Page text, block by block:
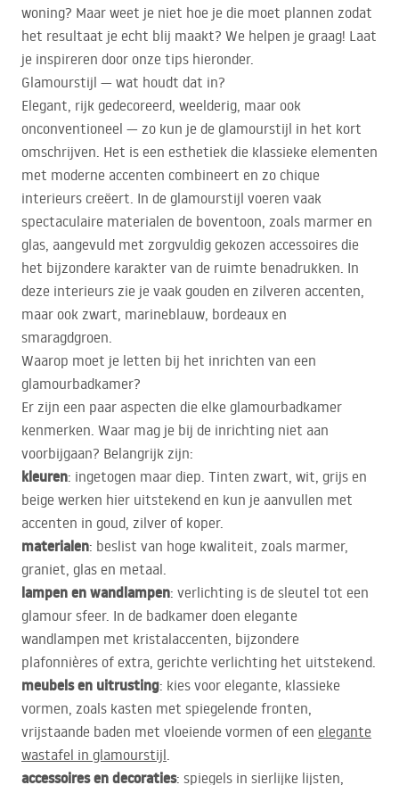
woning? Maar weet je niet hoe je die moet plannen zodat
het resultaat je echt blij maakt? We helpen je graag! Laat
je inspireren door onze tips hieronder.
Glamourstijl — wat houdt dat in?
Elegant, rijk gedecoreerd, weelderig, maar ook
onconventioneel — zo kun je de glamourstijl in het kort
omschrijven. Het is een esthetiek die klassieke elementen
met moderne accenten combineert en zo chique
interieurs creëert. In de glamourstijl voeren vaak
spectaculaire materialen de boventoon, zoals marmer en
glas, aangevuld met zorgvuldig gekozen accessoires die
het bijzondere karakter van de ruimte benadrukken. In
deze interieurs zie je vaak gouden en zilveren accenten,
maar ook zwart, marineblauw, bordeaux en
smaragdgroen.
Waarop moet je letten bij het inrichten van een
glamourbadkamer?
Er zijn een paar aspecten die elke glamourbadkamer
kenmerken. Waar mag je bij de inrichting niet aan
voorbijgaan? Belangrijk zijn:
kleuren: ingetogen maar diep. Tinten zwart, wit, grijs en
beige werken hier uitstekend en kun je aanvullen met
accenten in goud, zilver of koper.
materialen: beslist van hoge kwaliteit, zoals marmer,
graniet, glas en metaal.
lampen en wandlampen: verlichting is de sleutel tot een
glamour sfeer. In de badkamer doen elegante
wandlampen met kristalaccenten, bijzondere
plafonnières of extra, gerichte verlichting het uitstekend.
meubels en uitrusting: kies voor elegante, klassieke
vormen, zoals kasten met spiegelende fronten,
vrijstaande baden met vloeiende vormen of een elegante
wastafel in glamourstijl.
accessoires en decoraties: spiegels in sierlijke lijsten,